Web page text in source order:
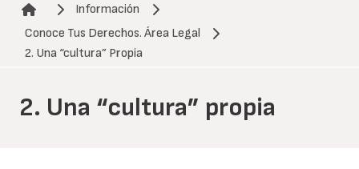
Ruta de navegación
Información
Conoce Tus Derechos. Área Legal
2. Una “cultura” Propia
2. Una “cultura” propia